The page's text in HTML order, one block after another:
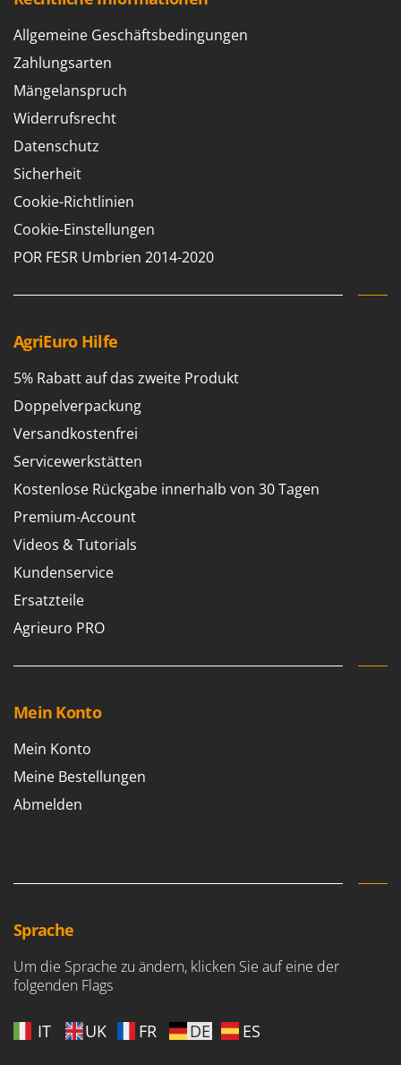
Tornado
Tre Spade
Trev - Abrek - TecnoVIR
Trotec
Troy-Bilt
U
Udor
Unger
V
Verdemax
W
Weber
WIDU
Wiper EcoRobot
Wolf Garten
Wortex
Worx
Y Yard Force
Z
Zanon
Allgemeine Geschäftsbedingungen
Zahlungsarten
Mängelanspruch
Widerrufsrecht
Datenschutz
Sicherheit
Cookie-Richtlinien
Cookie-Einstellungen
POR FESR Umbrien 2014-2020
AgriEuro Hilfe
5% Rabatt auf das zweite Produkt
Doppelverpackung
Versandkostenfrei
Servicewerkstätten
Kostenlose Rückgabe innerhalb von 30 Tagen
Premium-Account
Videos & Tutorials
Kundenservice
Ersatzteile
Agrieuro PRO
Mein Konto
Mein Konto
Meine Bestellungen
Abmelden
Sprache
Um die Sprache zu ändern, klicken Sie auf eine der
folgenden Flags
IT UK FR DE ES